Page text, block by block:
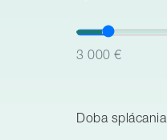
3 000 €
Doba splácania